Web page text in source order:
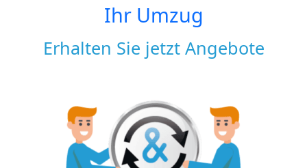
Ihr Umzug
Erhalten Sie jetzt Angebote